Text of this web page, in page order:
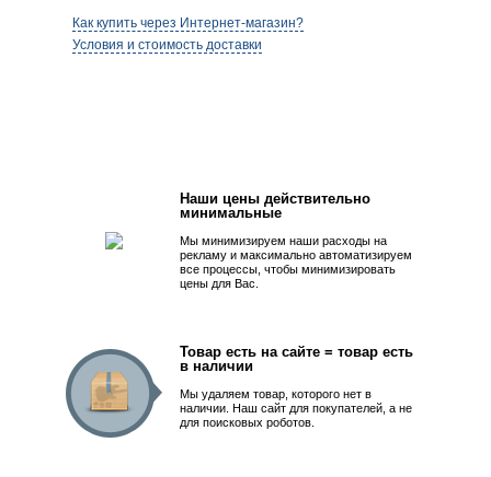
Как купить через Интернет-магазин?
Условия и стоимость доставки
Наши цены действительно
минимальные
Мы минимизируем наши расходы на
рекламу и максимально автоматизируем
все процессы, чтобы минимизировать
цены для Вас.
Товар есть на сайте = товар есть
в наличии
Мы удаляем товар, которого нет в
наличии. Наш сайт для покупателей, а не
для поисковых роботов.